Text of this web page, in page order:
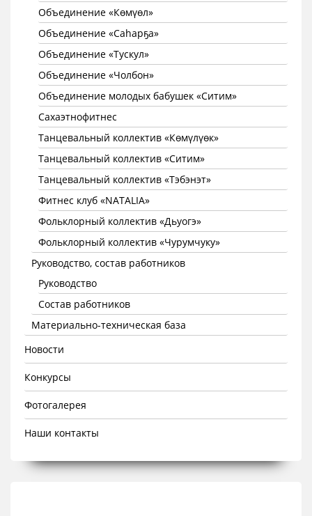
Объединение «Көмүөл»
Объединение «Саhарҕа»
Объединение «Тускул»
Объединение «Чолбон»
Объединение молодых бабушек «Ситим»
Сахаэтнофитнес
Танцевальный коллектив «Көмүлүөк»
Танцевальный коллектив «Ситим»
Танцевальный коллектив «Тэбэнэт»
Фитнес клуб «NATALIA»
Фольклорный коллектив «Дьуогэ»
Фольклорный коллектив «Чурумчуку»
Руководство, состав работников
Руководство
Состав работников
Материально-техническая база
Новости
Конкурсы
Фотогалерея
Наши контакты